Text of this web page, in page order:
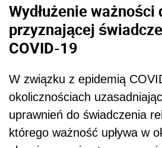
Wydłużenie ważności
przyznającej
COVID-19
W związku z epidemią
okolicznościach
uprawnień do świadczenia
którego ważność upływa w